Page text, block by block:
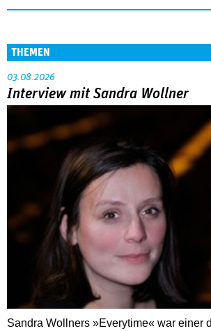
THEMEN
03.08.2026
Interview mit Sandra Wollner
Sandra Wollners »Everytime« war einer